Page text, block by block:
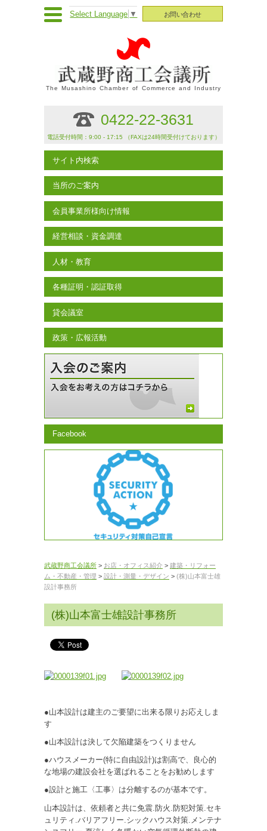
お問い合わせ
Select Language ▼
The Musashino Chamber of Commerce and Industry
0422-22-3631
電話受付時間：9:00 - 17:15 （FAXは24時間受付けております）
サイト内検索
当所のご案内
会員事業所様向け情報
経営相談・資金調達
人材・教育
各種証明・認証取得
貸会議室
政策・広報活動
Facebook
武蔵野商工会議所 > お店・オフィス紹介 > 建築・リフォー
ム・不動産・管理 > 設計・測量・デザイン > (株)山本富士雄
設計事務所
(株)山本富士雄設計事務所
●山本設計は建主のご要望に出来る限りお応えしま
す
●山本設計は決して欠陥建築をつくりません
●ハウスメーカー(特に自由設計)は割高で、良心的
な地場の建設会社を選ばれることをお勧めします
●設計と施工〈工事〉は分離するのが基本です。
山本設計は、依頼者と共に免震.防火.防犯対策.セキ
ュリティ.バリアフリー.シックハウス対策.メンテナ